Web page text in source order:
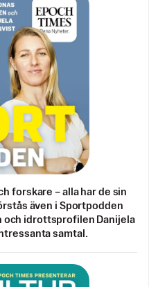
forskare – alla har de sin
även i Sportpodden
och idrottsprofilen Danijela
samtal.